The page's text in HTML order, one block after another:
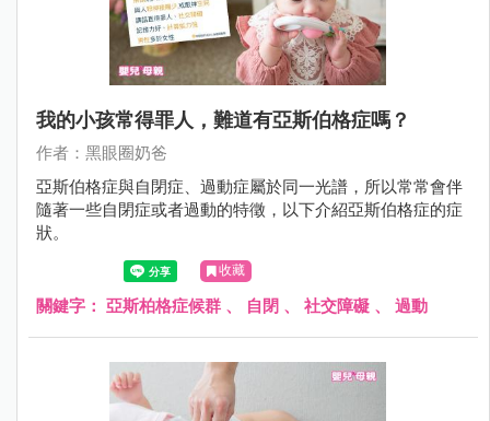
我的小孩常得罪人，難道有亞斯伯格症嗎？
作者：黑眼圈奶爸
亞斯伯格症與自閉症、過動症屬於同一光譜，所以常常會伴
隨著一些自閉症或者過動的特徵，以下介紹亞斯伯格症的症
狀。
收藏
關鍵字： 亞斯柏格症候群 、 自閉 、 社交障礙 、 過動